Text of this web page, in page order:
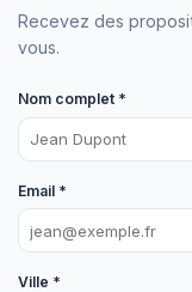
Recevez des
vous.
Nom complet *
Email *
Ville *